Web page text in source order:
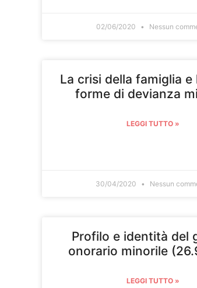
02/06/2020 Nessun
La crisi della famiglia e
forme di devianza
LEGGI TUTTO »
30/04/2020 Nessun
Profilo e identità del
onorario minorile
LEGGI TUTTO »